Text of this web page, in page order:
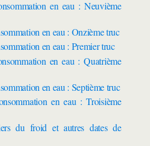
en eau : Neuvième
en eau : Onzième truc
en eau : Premier truc
en eau : Quatrième
en eau : Septième truc
en eau : Troisième
du froid et autres dates de